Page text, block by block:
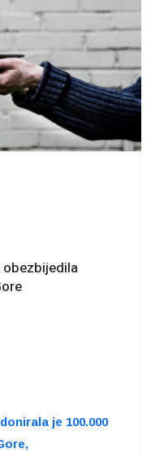
je 100.000